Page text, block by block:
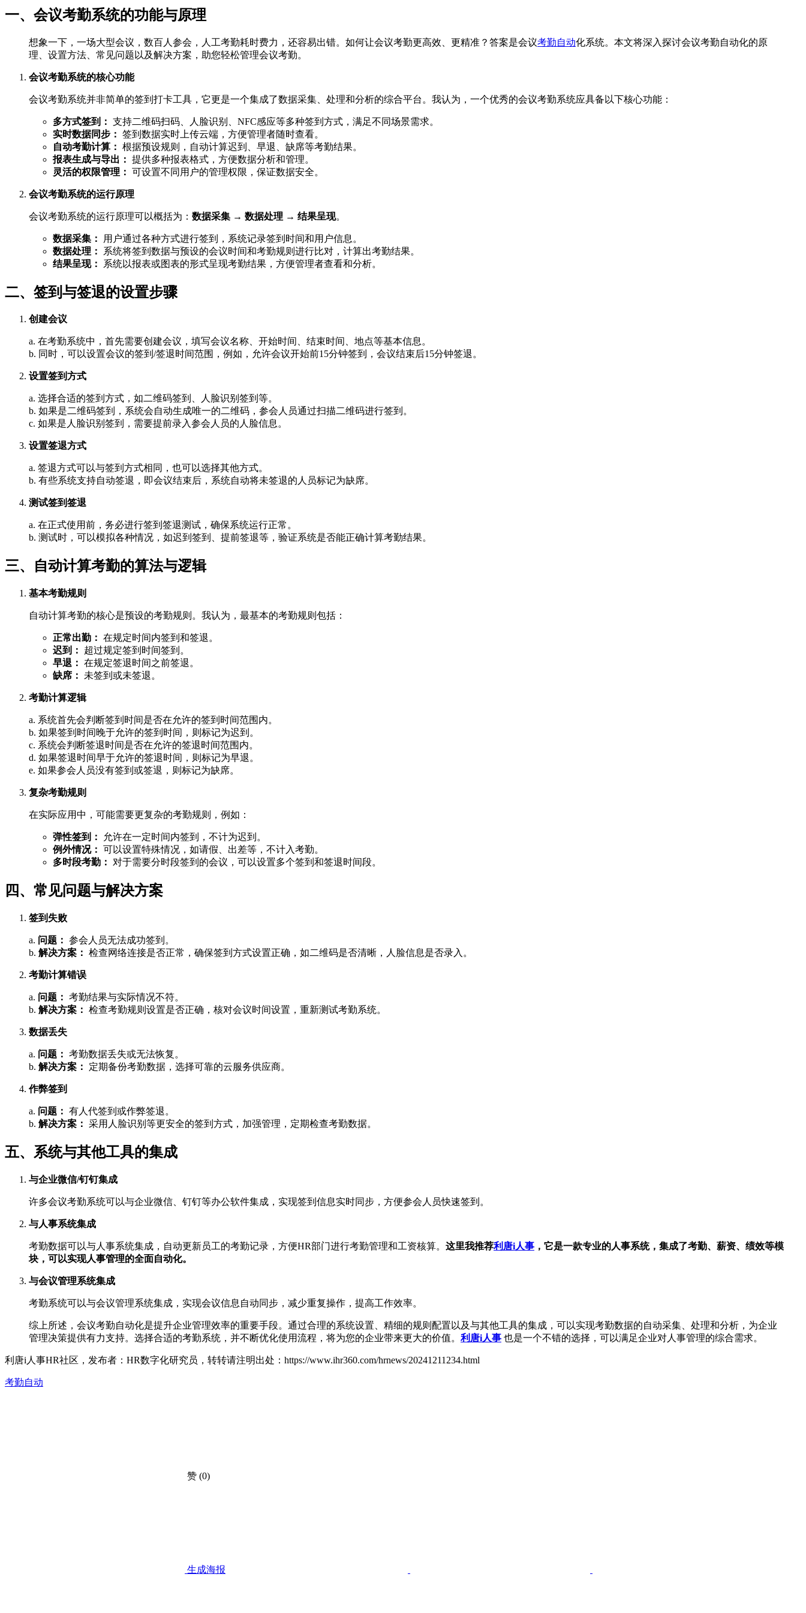
一、会议考勤系统的功能与原理
想象一下，一场大型会议，数百人参会，人工考勤耗时费力，还容易出错。如何让会议考勤更高效、更精准？答案是会议考勤自动化系统。本文将深入探讨会议考勤自动化的原
理、设置方法、常见问题以及解决方案，助您轻松管理会议考勤。
会议考勤系统的核心功能
会议考勤系统并非简单的签到打卡工具，它更是一个集成了数据采集、处理和分析的综合平台。我认为，一个优秀的会议考勤系统应具备以下核心功能：
多方式签到： 支持二维码扫码、人脸识别、NFC感应等多种签到方式，满足不同场景需求。
实时数据同步： 签到数据实时上传云端，方便管理者随时查看。
自动考勤计算： 根据预设规则，自动计算迟到、早退、缺席等考勤结果。
报表生成与导出： 提供多种报表格式，方便数据分析和管理。
灵活的权限管理： 可设置不同用户的管理权限，保证数据安全。
会议考勤系统的运行原理
会议考勤系统的运行原理可以概括为： 数据采集 → 数据处理 → 结果呈现。
数据采集：
用户通过各种方式进行签到，系统记录签到时间和用户信息。
数据处理：
系统将签到数据与预设的会议时间和考勤规则进行比对，计算出考勤结果。
结果呈现：
系统以报表或图表的形式呈现考勤结果，方便管理者查看和分析。
二、签到与签退的设置步骤
创建会议
a. 在考勤系统中，首先需要创建会议，填写会议名称、开始时间、结束时间、地点等基本信息。
b. 同时，可以设置会议的签到/签退时间范围，例如，允许会议开始前15分钟签到，会议结束后15分钟签退。
设置签到方式
a. 选择合适的签到方式，如二维码签到、人脸识别签到等。
b. 如果是二维码签到，系统会自动生成唯一的二维码，参会人员通过扫描二维码进行签到。
c. 如果是人脸识别签到，需要提前录入参会人员的人脸信息。
设置签退方式
a. 签退方式可以与签到方式相同，也可以选择其他方式。
b. 有些系统支持自动签退，即会议结束后，系统自动将未签退的人员标记为缺席。
测试签到签退
a. 在正式使用前，务必进行签到签退测试，确保系统运行正常。
b. 测试时，可以模拟各种情况，如迟到签到、提前签退等，验证系统是否能正确计算考勤结果。
三、自动计算考勤的算法与逻辑
基本考勤规则
自动计算考勤的核心是预设的考勤规则。我认为，最基本的考勤规则包括：
正常出勤： 在规定时间内签到和签退。
迟到：
超过规定签到时间签到。
早退： 在规定签退时间之前签退。
缺席：
未签到或未签退。
考勤计算逻辑
a. 系统首先会判断签到时间是否在允许的签到时间范围内。
b. 如果签到时间晚于允许的签到时间，则标记为迟到。
c. 系统会判断签退时间是否在允许的签退时间范围内。
d. 如果签退时间早于允许的签退时间，则标记为早退。
e. 如果参会人员没有签到或签退，则标记为缺席。
复杂考勤规则
在实际应用中，可能需要更复杂的考勤规则，例如：
弹性签到：
允许在一定时间内签到，不计为迟到。
例外情况： 可以设置特殊情况，如请假、出差等，不计入考勤。
多时段考勤：
对于需要分时段签到的会议，可以设置多个签到和签退时间段。
四、常见问题与解决方案
签到失败
a. 问题： 参会人员无法成功签到。
b. 解决方案： 检查网络连接是否正常，确保签到方式设置正确，如二维码是否清晰，人脸信息是否录入。
考勤计算错误
a. 问题： 考勤结果与实际情况不符。
b. 解决方案： 检查考勤规则设置是否正确，核对会议时间设置，重新测试考勤系统。
数据丢失
a. 问题： 考勤数据丢失或无法恢复。
b. 解决方案： 定期备份考勤数据，选择可靠的云服务供应商。
作弊签到
a. 问题： 有人代签到或作弊签退。
b. 解决方案： 采用人脸识别等更安全的签到方式，加强管理，定期检查考勤数据。
五、系统与其他工具的集成
与企业微信/钉钉集成
许多会议考勤系统可以与企业微信、钉钉等办公软件集成，实现签到信息实时同步，方便参会人员快速签到。
与人事系统集成
考勤数据可以与人事系统集成，自动更新员工的考勤记录，方便HR部门进行考勤管理和工资核算。 这里我推荐利唐i人事 ，它是一款专业的人事系统，集成了考勤、薪资、绩效等模
块，可以实现人事管理的全面自动化。
与会议管理系统集成
考勤系统可以与会议管理系统集成，实现会议信息自动同步，减少重复操作，提高工作效率。
综上所述，会议考勤自动化是提升企业管理效率的重要手段。通过合理的系统设置、精细的规则配置以及与其他工具的集成，可以实现考勤数据的自动采集、处理和分析，为企业
管理决策提供有力支持。选择合适的考勤系统，并不断优化使用流程，将为您的企业带来更大的价值。 利唐i人事 也是一个不错的选择，可以满足企业对人事管理的综合需求。
利唐i人事HR社区，发布者：HR数字化研究员，转转请注明出处： https://www.ihr360.com/hrnews/20241211234.html
考勤自动
赞 (0)
生成海报